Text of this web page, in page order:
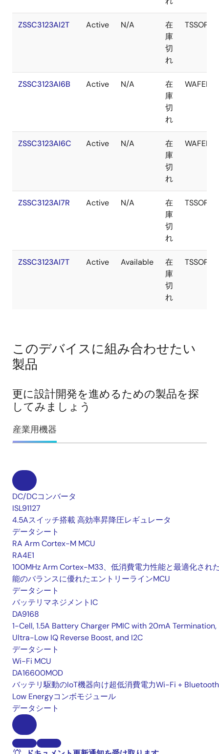
ZSSC3123AI2T Active N/A
在
庫
切
れ
TSSOP
ZSSC3123AI6B Active N/A
在
庫
切
れ
WAFER
ZSSC3123AI6C Active N/A
在
庫
切
れ
WAFER
ZSSC3123AI7R Active N/A
在
庫
切
れ
TSSOP
ZSSC3123AI7T Active Available
在
庫
切
れ
TSSOP
このデバイスに組み合わせたい
製品
更に設計開発を進めるための製品を探
してみましょう
産業用機器
DC/DCコンバータ
ISL91127
4.5Aスイッチ搭載 高効率昇降圧レギュレータ
データシート
RA Arm Cortex-M MCU
RA4E1
100MHz Arm Cortex-M33、低消費電力性能と最適化され
能のバランスに優れたエントリーラインMCU
データシート
バッテリマネジメントIC
DA9168
1-Cell, 1.5A Battery Charger PMIC with 20mA Termination,
Ultra-Low IQ Reverse Boost, and I2C
データシート
Wi-Fi MCU
DA16600MOD
バッテリ駆動のIoT機器向け超低消費電力Wi-Fi + Bluetooth
Low Energyコンボモジュール
データシート